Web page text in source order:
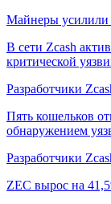
Майнеры усилили
В сети Zcash
критической
Разработчики
Пять кошельков
обнаружением
Разработчики
ZEC вырос на